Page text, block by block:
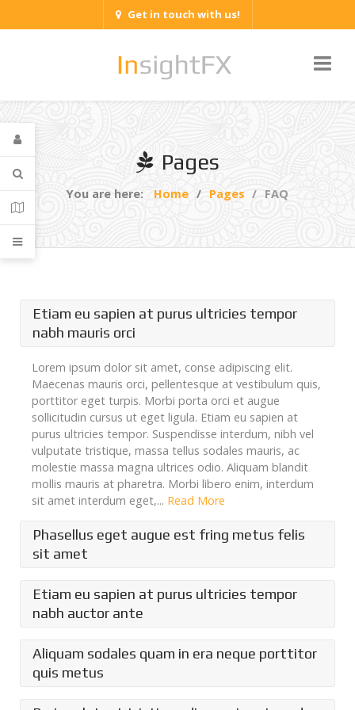
Get in touch with us!
Pages
You are here: Home Pages FAQ
Etiam eu sapien at purus ultricies tempor
nabh mauris orci
Lorem ipsum dolor sit amet, conse adipiscing elit.
Maecenas mauris orci, pellentesque at vestibulum quis,
porttitor eget turpis. Morbi porta orci et augue
sollicitudin cursus ut eget ligula. Etiam eu sapien at
purus ultricies tempor. Suspendisse interdum, nibh vel
vulputate tristique, massa tellus sodales mauris, ac
molestie massa magna ultrices odio. Aliquam blandit
mollis mauris at pharetra. Morbi libero enim, interdum
sit amet interdum eget,... Read More
Phasellus eget augue est fring metus felis
sit amet
Lorem ipsum dolor sit amet, conse adipiscing elit.
Maecenas mauris orci, pellentesque at vestibulum quis,
porttitor eget turpis. Morbi porta orci et augue
purus ultricies tempor. Suspendisse interdum, nibh vel
vulputate tristique, massa tellus sodales mauris, ac
mollis mauris at pharetra. Morbi libero enim, interdum
Etiam eu sapien at purus ultricies tempor
nabh auctor ante
Lorem ipsum dolor sit amet, conse adipiscing elit.
Maecenas mauris orci, pellentesque at vestibulum quis,
porttitor eget turpis. Morbi porta orci et augue
Aliquam sodales quam in era neque porttitor
quis metus